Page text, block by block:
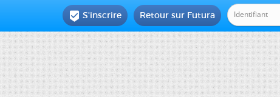
Retour sur Futura
 S'inscrire